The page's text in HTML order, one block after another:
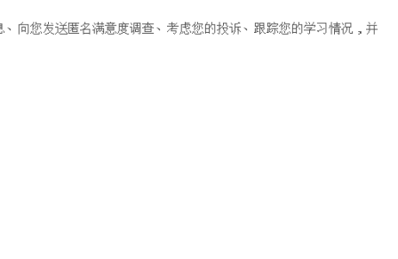
向您发送匿名满意度调查、考虑您的投诉、跟踪您的学习情况，并